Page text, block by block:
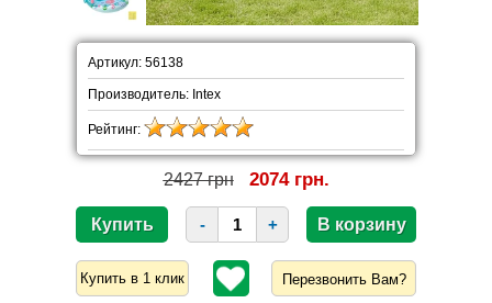
Артикул: 56138
Производитель: Intex
Рейтинг:
2427 грн 2074 грн.
- +
Перезвонить Вам?